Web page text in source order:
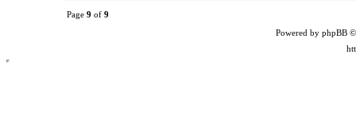
Page 9 of 9
Powered by phpBB